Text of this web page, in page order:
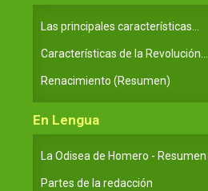
Las principales características...
Características de la Revolución...
Renacimiento (Resumen)
En Lengua
La Odisea de Homero - Resumen
Partes de la redacción